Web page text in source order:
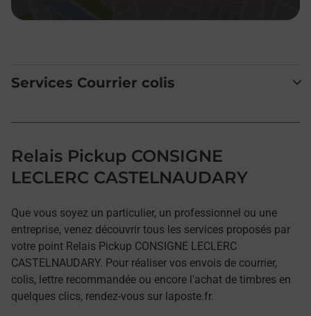
Services Courrier colis
Relais Pickup CONSIGNE
LECLERC CASTELNAUDARY
Que vous soyez un particulier, un professionnel ou une
entreprise, venez découvrir tous les services proposés par
votre point Relais Pickup CONSIGNE LECLERC
CASTELNAUDARY. Pour réaliser vos envois de courrier,
colis, lettre recommandée ou encore l'achat de timbres en
quelques clics, rendez-vous sur laposte.fr.